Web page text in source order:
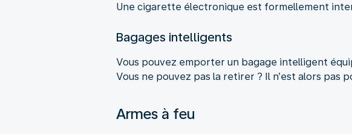
Une cigarette électronique est formellement
Bagages intelligents
Vous pouvez emporter un bagage intelligent
Vous ne pouvez pas la retirer ? Il n’est alors pas
Armes à feu